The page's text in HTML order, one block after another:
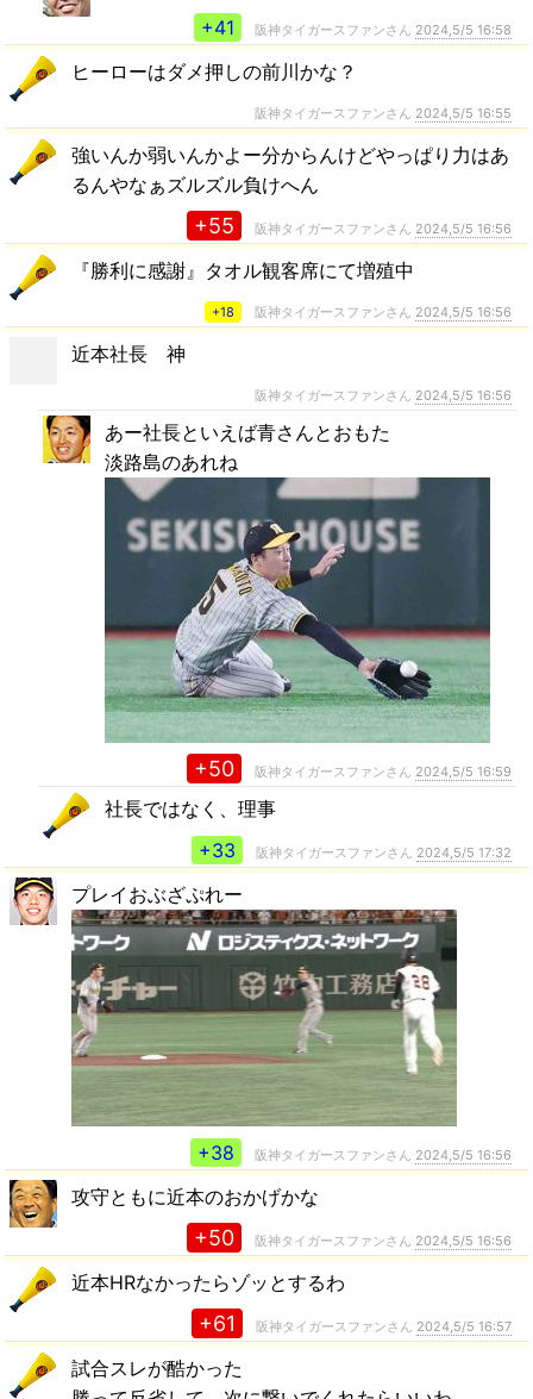
+41
阪神タイガースファンさん 2024,5/5 16:58
ヒーローはダメ押しの前川かな？
阪神タイガースファンさん 2024,5/5 16:55
強いんか弱いんかよー分からんけどやっぱり力はあ
るんやなぁズルズル負けへん
+55 阪神タイガースファンさん 2024,5/5 16:56
『勝利に感謝』タオル観客席にて増殖中
+18 阪神タイガースファンさん 2024,5/5 16:56
近本社長 神
阪神タイガースファンさん 2024,5/5 16:56
あー社長といえば青さんとおもた
淡路島のあれね
+50 阪神タイガースファンさん 2024,5/5 16:59
社長ではなく、理事
+33
阪神タイガースファンさん 2024,5/5 17:32
プレイおぶざぷれー
+38 阪神タイガースファンさん 2024,5/5 16:56
攻守ともに近本のおかげかな
+50 阪神タイガースファンさん 2024,5/5 16:56
近本HRなかったらゾッとするわ
+61 阪神タイガースファンさん 2024,5/5 16:57
試合スレが酷かった